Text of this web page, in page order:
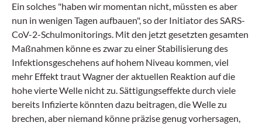
Ein solches "haben wir momentan nicht, müssten es aber
nun in wenigen Tagen aufbauen", so der Initiator des SARS-
CoV-2-Schulmonitorings. Mit den jetzt gesetzten gesamten
Maßnahmen könne es zwar zu einer Stabilisierung des
Infektionsgeschehens auf hohem Niveau kommen, viel
mehr Effekt traut Wagner der aktuellen Reaktion auf die
hohe vierte Welle nicht zu. Sättigungseffekte durch viele
bereits Infizierte könnten dazu beitragen, die Welle zu
brechen, aber niemand könne präzise genug vorhersagen,